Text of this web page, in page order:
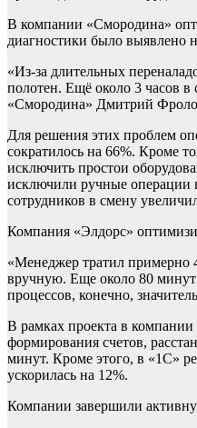
В компании «Смородина»
диагностики было выявлено
«Из-за длительных
полотен. Ещё около 3 часов в
«Смородина» Дмитрий
Для решения этих проблем
сократилось на 66%. Кроме
исключить простои
исключили ручные операции
сотрудников в смену
Компания «Элдорс»
«Менеджер тратил примерно
вручную. Еще около 80 минут
процессов, конечно,
В рамках проекта в
формирования счетов,
минут. Кроме этого, в «1С»
ускорилась на 12%.
Компании завершили